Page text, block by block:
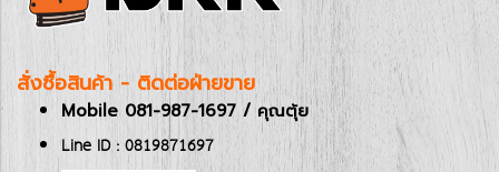
สั่งซื้อสินค้า - ติดต่อฝ่ายขาย
Mobile 081-987-1697 / คุณตุ้ย
Line ID : 0819871697